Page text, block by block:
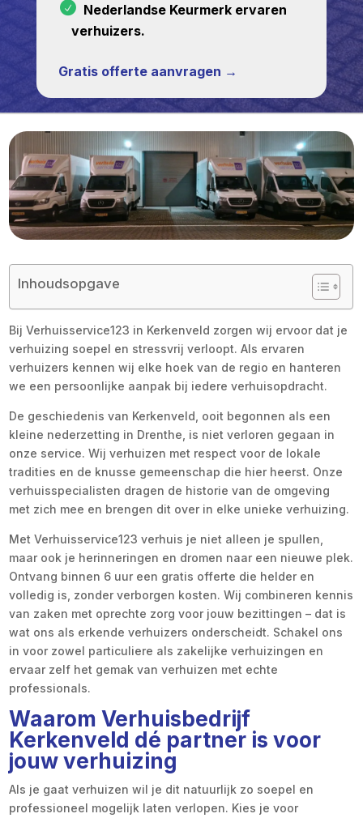
Nederlandse Keurmerk ervaren
verhuizers.
Gratis offerte aanvragen →
Inhoudsopgave
Bij Verhuisservice123 in Kerkenveld zorgen wij ervoor dat je
verhuizing soepel en stressvrij verloopt. Als ervaren
verhuizers kennen wij elke hoek van de regio en hanteren
we een persoonlijke aanpak bij iedere verhuisopdracht.
De geschiedenis van Kerkenveld, ooit begonnen als een
kleine nederzetting in Drenthe, is niet verloren gegaan in
onze service. Wij verhuizen met respect voor de lokale
tradities en de knusse gemeenschap die hier heerst. Onze
verhuisspecialisten dragen de historie van de omgeving
met zich mee en brengen dit over in elke unieke verhuizing.
Met Verhuisservice123 verhuis je niet alleen je spullen,
maar ook je herinneringen en dromen naar een nieuwe plek.
Ontvang binnen 6 uur een gratis offerte die helder en
volledig is, zonder verborgen kosten. Wij combineren kennis
van zaken met oprechte zorg voor jouw bezittingen – dat is
wat ons als erkende verhuizers onderscheidt. Schakel ons
in voor zowel particuliere als zakelijke verhuizingen en
ervaar zelf het gemak van verhuizen met echte
professionals.
Waarom Verhuisbedrijf
Kerkenveld dé partner is voor
jouw verhuizing
Als je gaat verhuizen wil je dit natuurlijk zo soepel en
professioneel mogelijk laten verlopen. Kies je voor